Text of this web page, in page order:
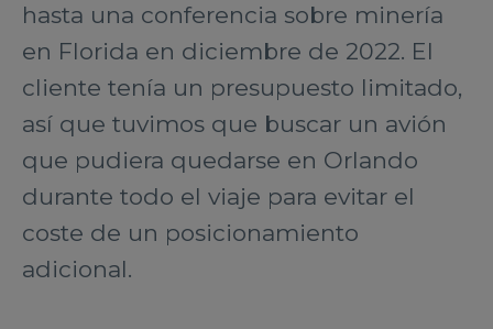
hasta una conferencia sobre minería
en Florida en diciembre de 2022. El
cliente tenía un presupuesto limitado,
así que tuvimos que buscar un avión
que pudiera quedarse en Orlando
durante todo el viaje para evitar el
coste de un posicionamiento
adicional.